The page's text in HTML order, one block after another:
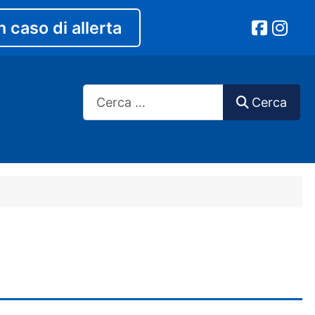
caso di allerta
Cerca
Cerca